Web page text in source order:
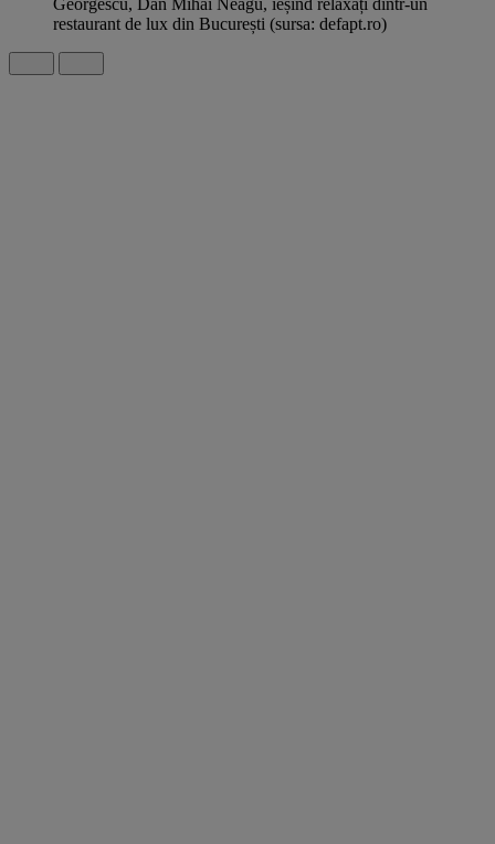
restaurant de lux din București (sursa: defapt.ro)